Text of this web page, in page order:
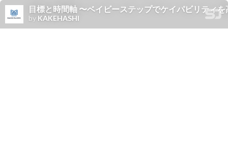
目標と時間軸 〜ベイビーステップでケイパビリティ
by KAKEHASHI